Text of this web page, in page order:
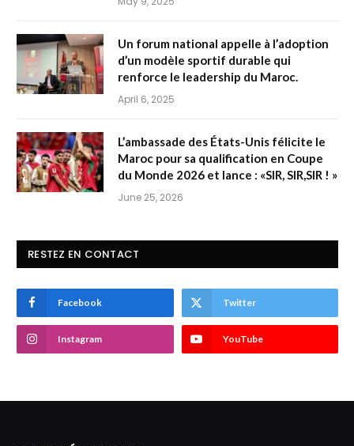
Un forum national appelle à l’adoption
d’un modèle sportif durable qui
renforce le leadership du Maroc.
April 6, 2025
L’ambassade des États-Unis félicite le
Maroc pour sa qualification en Coupe
du Monde 2026 et lance : «SIR, SIR,SIR ! »
June 25, 2026
RESTEZ EN CONTACT
Facebook Twitter
Instagram YouTube